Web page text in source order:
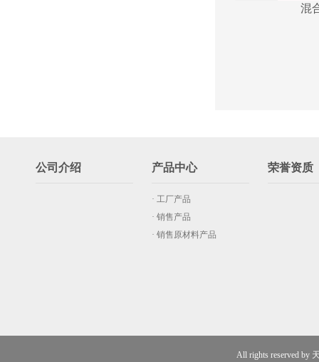
混
公司介绍 产品中心
· 工厂产品
· 销售产品
· 销售原材料产品
荣誉资质
All rights reserved by